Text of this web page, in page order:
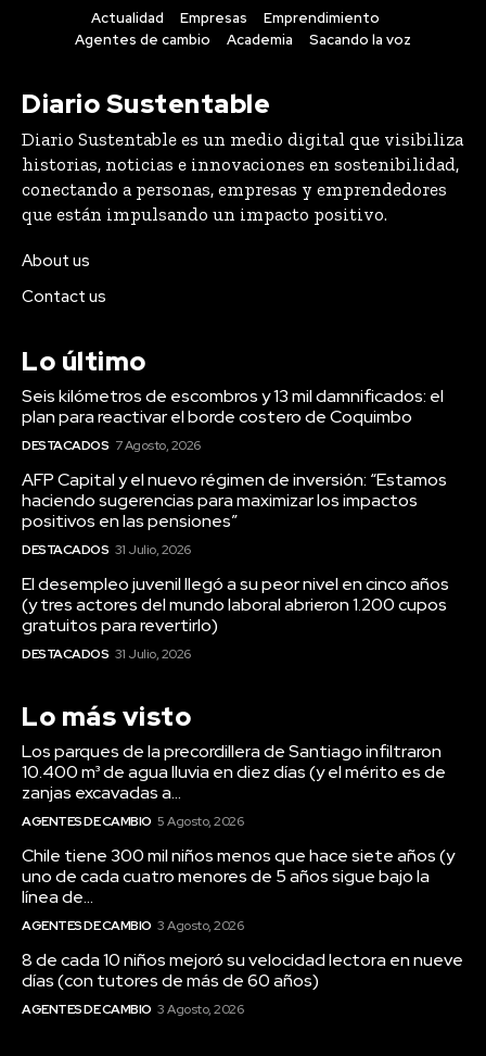
Actualidad Empresas
Emprendimiento
Agentes de cambio
Academia Sacando la voz
Diario Sustentable
Diario Sustentable es un medio digital que visibiliza
historias, noticias e innovaciones en sostenibilidad,
conectando a personas, empresas y emprendedores
que están impulsando un impacto positivo.
About us
Contact us
Lo último
Seis kilómetros de escombros y 13 mil damnificados: el
plan para reactivar el borde costero de Coquimbo
DESTACADOS 7 Agosto, 2026
AFP Capital y el nuevo régimen de inversión: “Estamos
haciendo sugerencias para maximizar los impactos
positivos en las pensiones”
DESTACADOS 31 Julio, 2026
El desempleo juvenil llegó a su peor nivel en cinco años
(y tres actores del mundo laboral abrieron 1.200 cupos
gratuitos para revertirlo)
DESTACADOS 31 Julio, 2026
Lo más visto
Los parques de la precordillera de Santiago infiltraron
10.400 m³ de agua lluvia en diez días (y el mérito es de
zanjas excavadas a...
AGENTES DE CAMBIO 5 Agosto, 2026
Chile tiene 300 mil niños menos que hace siete años (y
uno de cada cuatro menores de 5 años sigue bajo la
línea de...
AGENTES DE CAMBIO 3 Agosto, 2026
8 de cada 10 niños mejoró su velocidad lectora en nueve
días (con tutores de más de 60 años)
AGENTES DE CAMBIO 3 Agosto, 2026